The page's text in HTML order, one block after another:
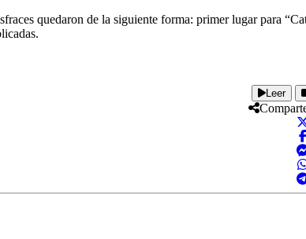
quedaron de la siguiente forma: primer lugar para
Leer